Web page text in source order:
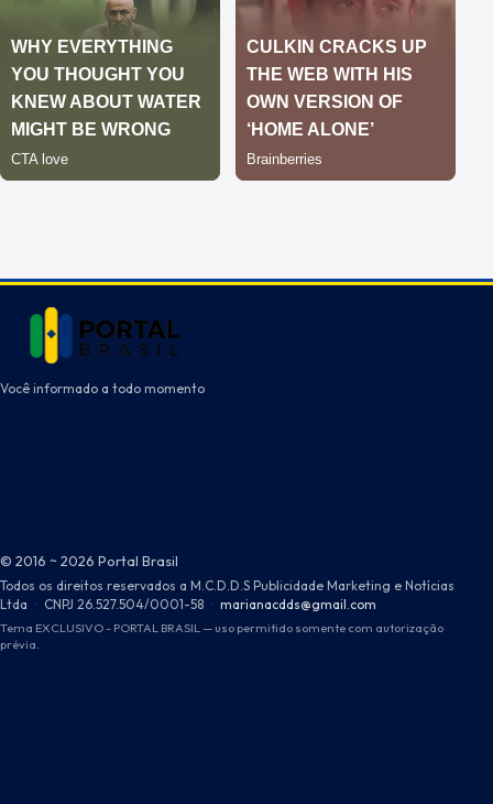
Você informado a todo momento
© 2016 ~ 2026 Portal Brasil
Todos os direitos reservados a M.C.D.D.S Publicidade Marketing e Notícias
Ltda · CNPJ 26.527.504/0001-58 · marianacdds@gmail.com
Tema EXCLUSIVO - PORTAL BRASIL — uso permitido somente com autorização
prévia.